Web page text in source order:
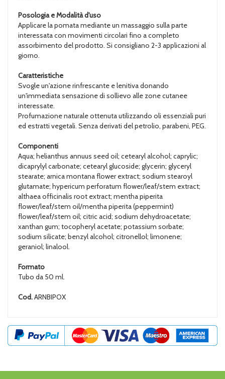
Posologia e Modalità d'uso
Applicare la pomata mediante un massaggio sulla parte
interessata con movimenti circolari fino a completo
assorbimento del prodotto. Si consigliano 2-3 applicazioni al
giorno.
Caratteristiche
Svogle un'azione rinfrescante e lenitiva donando
un'immediata sensazione di sollievo alle zone cutanee
interessate.
Profumazione naturale ottenuta utilizzando oli essenziali puri
ed estratti vegetali. Senza derivati del petrolio, parabeni, PEG.
Componenti
Aqua; helianthus annuus seed oil; cetearyl alcohol; caprylic;
dicaprylyl carbonate; cetearyl glucoside; glycerin; glyceryl
stearate; arnica montana flower extract; sodium stearoyl
glutamate; hypericum perforatum flower/leaf/stem extract;
althaea officinalis root extract; mentha piperita
flower/leaf/stem oil/mentha piperita (peppermint)
flower/leaf/stem oil; citric acid; sodium dehydroacetate;
xanthan gum; tocopheryl acetate; potassium sorbate;
sodium silicate; benzyl alcohol; citronellol; limonene;
geraniol; linalool.
Formato
Tubo da 50 ml.
Cod.ARNBIPOX